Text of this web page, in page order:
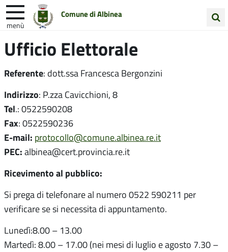
Comune di Albinea
menù
nel
Entra in Comune
Unione Colline Matildiche
Ufficio Elettorale
Referente: dott.ssa Francesca Bergonzini
Indirizzo: P.zza Cavicchioni, 8
Tel.: 0522590208
Fax: 0522590236
E-mail: protocollo@comune.albinea.re.it
PEC: albinea@cert.provincia.re.it
Ricevimento al pubblico:
Si prega di telefonare al numero 0522 590211 per
verificare se si necessita di appuntamento.
Lunedì:8.00 – 13.00
Martedì: 8.00 – 17.00 (nei mesi di luglio e agosto 7.30 –